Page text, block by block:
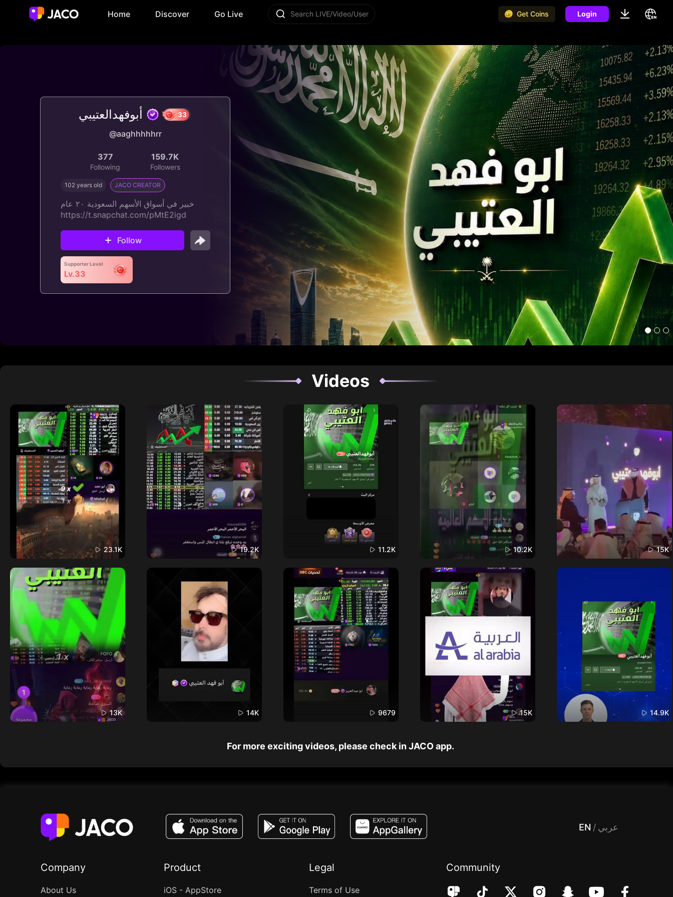
Home Discover Go Live Search LIVE/Video/User Get Coins Login
أبوفهدالعتيبي
@aaghhhhhrr
377
Following
159.7K
Followers
102 years old JACO CREATOR
خبير في أسواق الأسهم السعودية ٢٠ عام
https://t.snapchat.com/pMtE2igd
Follow
Supporter Level
Lv.33
Videos
23.1K 19.2K 11.2K 10.2K 15K
13K 14K 9679 15K 14.9K
For more exciting videos, please check in JACO app.
EN / عربي
Company
About Us
Product
iOS - AppStore
Legal
Terms of Use
Community